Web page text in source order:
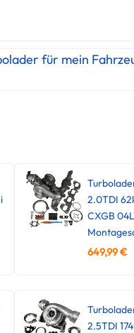
für mein
2.0TDI
CXGB
649,99€
2.5TDI